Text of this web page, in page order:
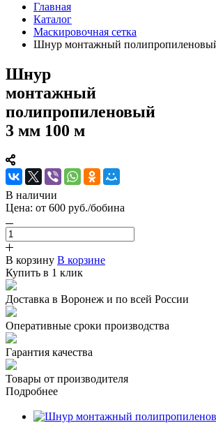
Главная
Каталог
Маскировочная сетка
Шнур монтажный
Шнур
монтажный
полипропиленовый
3 мм 100 м
В наличии
Цена: от 600 руб./бобина
В корзину В корзине
Купить в 1 клик
Доставка в Воронеж и по всей России
Оперативные сроки производства
Гарантия качества
Товары от производителя
Подробнее